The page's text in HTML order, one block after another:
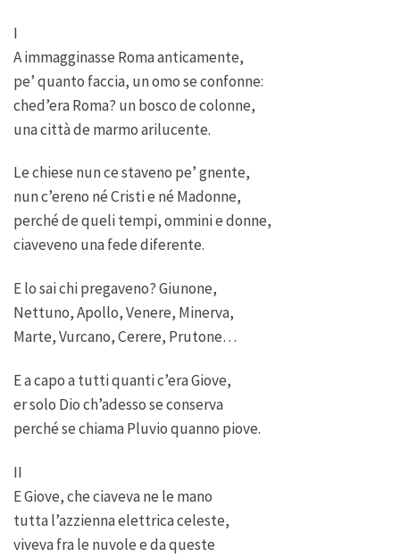
I
A immagginasse Roma anticamente,
pe’ quanto faccia, un omo se confonne:
ched’era Roma? un bosco de colonne,
una città de marmo arilucente.
Le chiese nun ce staveno pe’ gnente,
nun c’ereno né Cristi e né Madonne,
perché de queli tempi, ommini e donne,
ciaveveno una fede diferente.
E lo sai chi pregaveno? Giunone,
Nettuno, Apollo, Venere, Minerva,
Marte, Vurcano, Cerere, Prutone…
E a capo a tutti quanti c’era Giove,
er solo Dio ch’adesso se conserva
perché se chiama Pluvio quanno piove.
II
E Giove, che ciaveva ne le mano
tutta l’azzienna elettrica celeste,
viveva fra le nuvole e da queste